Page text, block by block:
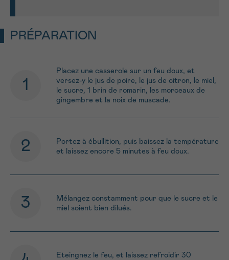
PRÉPARATION
Placez une casserole sur un feu doux, et
versez-y le jus de poire, le jus de citron, le miel,
le sucre, 1 brin de romarin, les morceaux de
gingembre et la noix de muscade.
Portez à ébullition, puis baissez la température
et laissez encore 5 minutes à feu doux.
Mélangez constamment pour que le sucre et le
miel soient bien dilués.
Eteingnez le feu, et laissez refroidir 30